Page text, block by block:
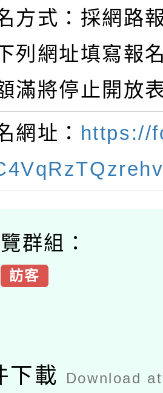
方式：採網路
列網址填寫報
滿將停止開放
網址： https://
群組：
訪客
下載 Download